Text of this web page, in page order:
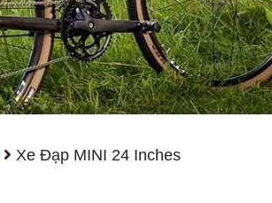
Xe Đạp MINI 24 Inches